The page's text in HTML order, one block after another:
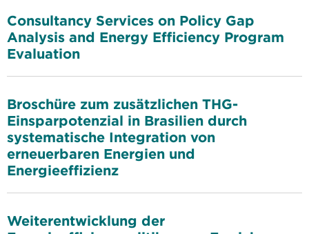
Consultancy Services on Policy Gap
Analysis and Energy Efficiency Program
Evaluation
Broschüre zum zusätzlichen THG-
Einsparpotenzial in Brasilien durch
systematische Integration von
erneuerbaren Energien und
Energieeffizienz
Weiterentwicklung der